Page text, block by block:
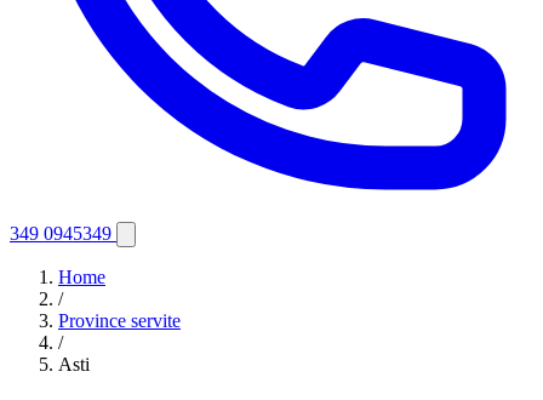
349 0945349
Home
/
Province servite
/
Asti